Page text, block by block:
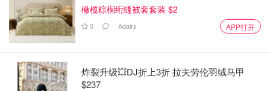
橄榄棕榈绗缝被套套装 $2
0 Adairs APP打开
炸裂升级💥DJ折上3折 拉夫劳伦羽绒马甲
$237